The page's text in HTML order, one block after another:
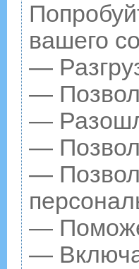
вашего
—
—
—
—
—
—
—